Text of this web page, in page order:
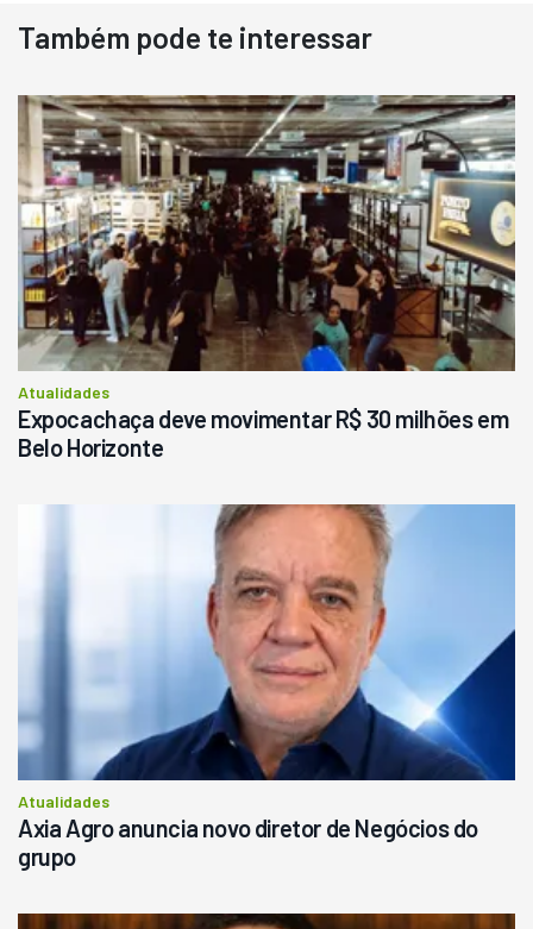
Também pode te interessar
Atualidades
Expocachaça deve movimentar R$ 30 milhões em
Belo Horizonte
Atualidades
Axia Agro anuncia novo diretor de Negócios do
grupo